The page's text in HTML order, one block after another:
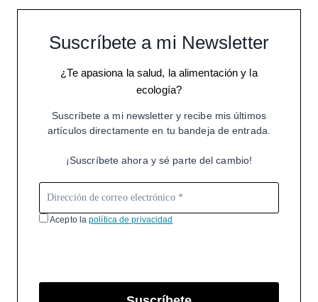
Suscríbete a mi Newsletter
¿Te apasiona la salud, la alimentación y la
ecología?
Suscríbete a mi newsletter y recibe mis últimos
artículos directamente en tu bandeja de entrada.
¡Suscríbete ahora y sé parte del cambio!
Acepto lapolítica de privacidad